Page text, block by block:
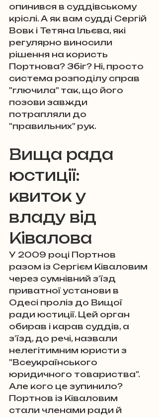
опинився в суддівському
кріслі. А як вам судді Сергій
Вовк і Тетяна Ільєва, які
регулярно виносили
рішення на користь
Портнова? Збіг? Ні, просто
система розподілу справ
"глючила" так, що його
позови завжди
потрапляли до
"правильних" рук.
Вища рада
юстиції:
квиток у
владу від
Ківалова
У 2009 році Портнов
разом із Сергієм Ківаловим
через сумнівний з’їзд
приватної установи в
Одесі проліз до Вищої
ради юстиції. Цей орган
обирав і карав суддів, а
з’їзд, до речі, назвали
нелегітимним юристи з
"Всеукраїнського
юридичного товариства".
Але кого це зупинило?
Портнов із Ківаловим
стали членами ради й